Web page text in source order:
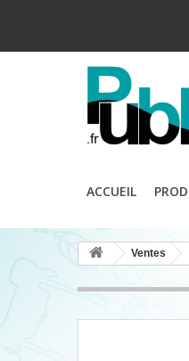
ACCUEIL
Ventes